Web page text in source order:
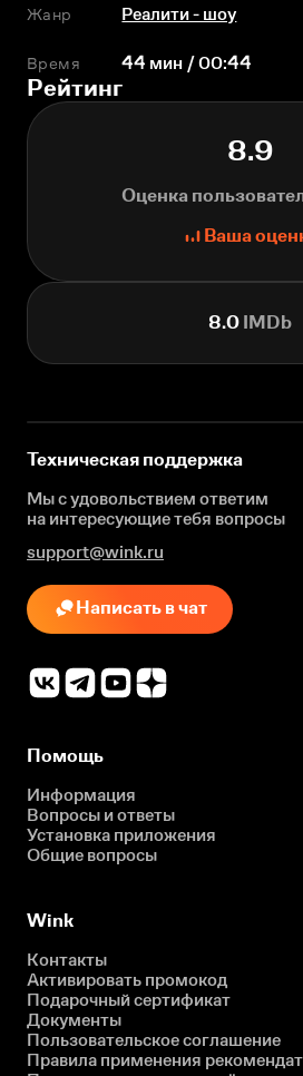
Жанр Реалити - шоу
Время 44 мин / 00:44
Рейтинг
8.9
Оценка
Ваша
8.0IMDb
Техническая поддержка
Мы с удовольствием ответим
на интересующиетебя вопросы
support@wink.ru
Написать в чат
Помощь
Информация
Вопросы и ответы
Установка приложения
Общие вопросы
Wink
Контакты
Активировать промокод
Подарочный сертификат
Документы
Пользовательское соглашение
Правила применения